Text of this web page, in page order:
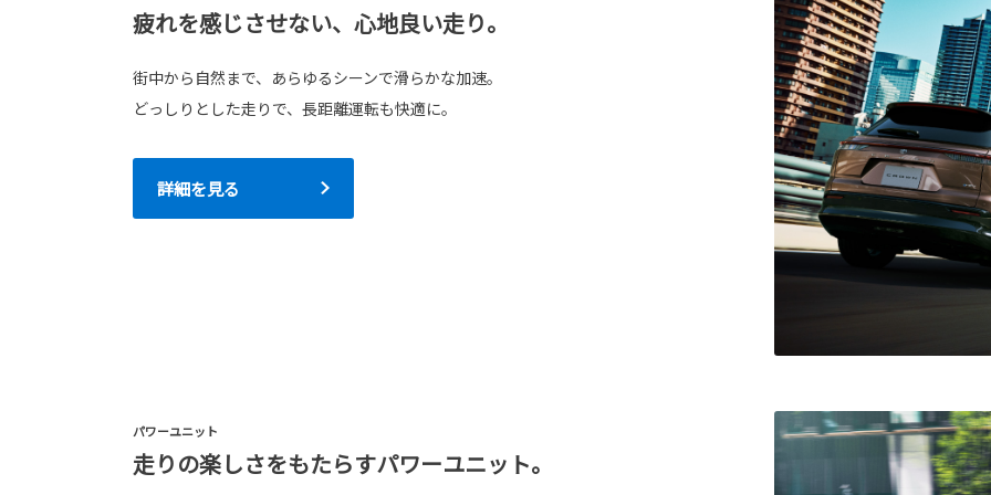
疲れを感じさせない、心地良い走り。
街中から自然まで、あらゆるシーンで滑らかな加速。
どっしりとした走りで、長距離運転も快適に。
詳細を見る
パワーユニット
走りの楽しさをもたらすパワーユニット。